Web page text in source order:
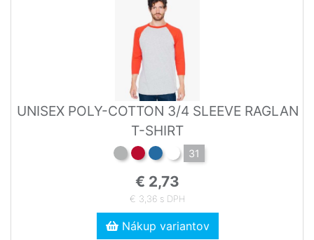
UNISEX POLY-COTTON 3/4 SLEEVE RAGLAN
T-SHIRT
31
€ 2,73
€ 3,36 s DPH
Nákup variantov